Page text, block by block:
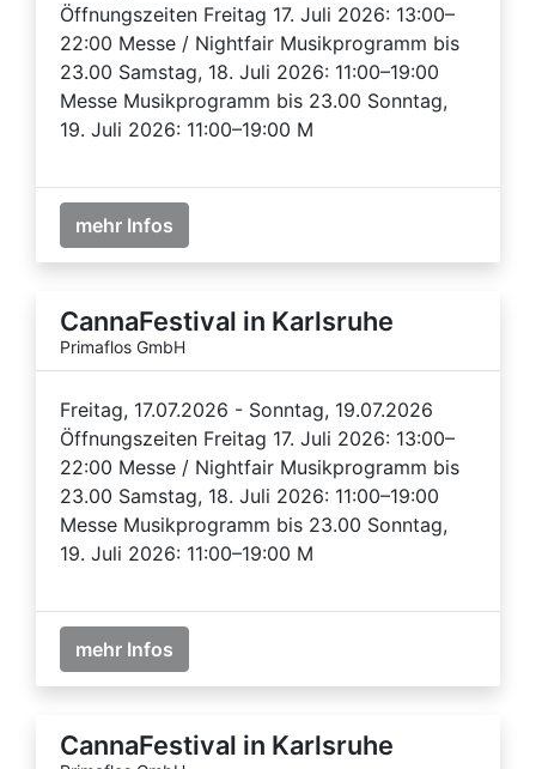
Öffnungszeiten Freitag 17. Juli 2026: 13:00–
22:00 Messe / Nightfair Musikprogramm bis
23.00 Samstag, 18. Juli 2026: 11:00–19:00
Messe Musikprogramm bis 23.00 Sonntag,
19. Juli 2026: 11:00–19:00 M
mehr Infos
CannaFestival in Karlsruhe
Primaflos GmbH
Freitag, 17.07.2026 - Sonntag, 19.07.2026
Öffnungszeiten Freitag 17. Juli 2026: 13:00–
22:00 Messe / Nightfair Musikprogramm bis
23.00 Samstag, 18. Juli 2026: 11:00–19:00
Messe Musikprogramm bis 23.00 Sonntag,
19. Juli 2026: 11:00–19:00 M
mehr Infos
CannaFestival in Karlsruhe